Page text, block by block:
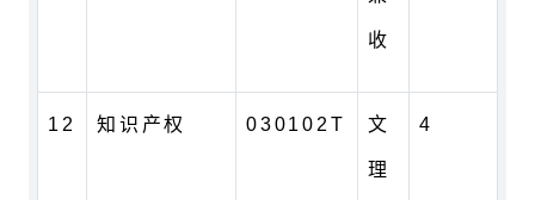
收
12 知识产权 030102T 文
理
4